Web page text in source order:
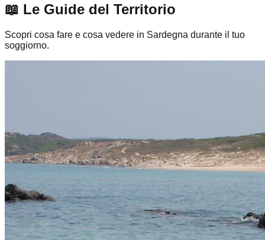
📖 Le Guide del Territorio
Scopri cosa fare e cosa vedere in Sardegna durante il tuo
soggiorno.